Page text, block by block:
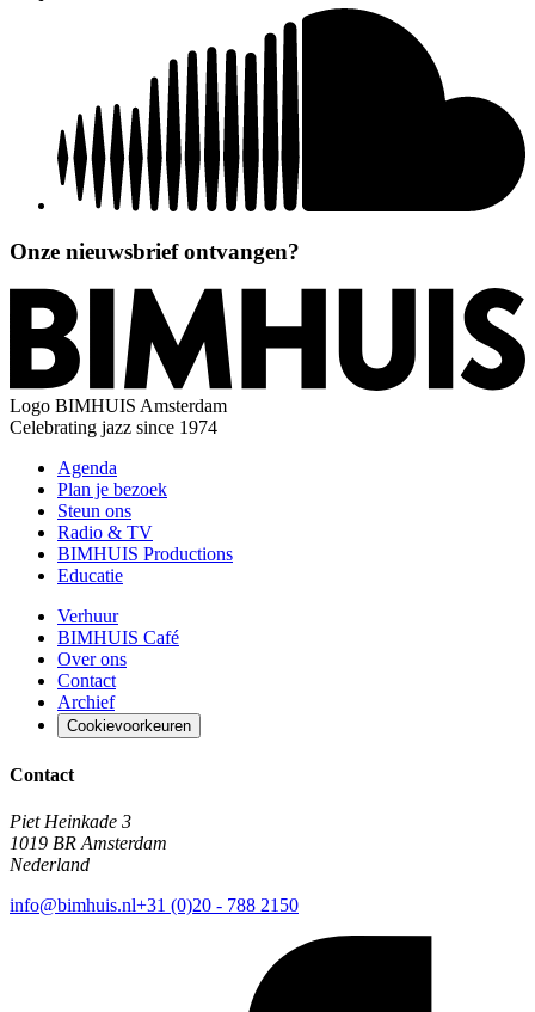
Onze nieuwsbrief ontvangen?
Logo BIMHUIS Amsterdam
Celebrating jazz since 1974
Agenda
Plan je bezoek
Steun ons
Radio & TV
BIMHUIS Productions
Educatie
Verhuur
BIMHUIS Café
Over ons
Contact
Archief
Cookievoorkeuren
Contact
Piet Heinkade 3
1019 BR Amsterdam
Nederland
info@bimhuis.nl+31 (0)20 - 788 2150